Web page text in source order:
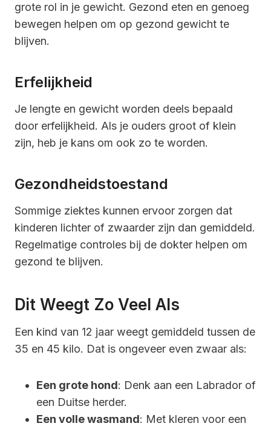
grote rol in je gewicht. Gezond eten en genoeg
bewegen helpen om op gezond gewicht te
blijven.
Erfelijkheid
Je lengte en gewicht worden deels bepaald
door erfelijkheid. Als je ouders groot of klein
zijn, heb je kans om ook zo te worden.
Gezondheidstoestand
Sommige ziektes kunnen ervoor zorgen dat
kinderen lichter of zwaarder zijn dan gemiddeld.
Regelmatige controles bij de dokter helpen om
gezond te blijven.
Dit Weegt Zo Veel Als
Een kind van 12 jaar weegt gemiddeld tussen de
35 en 45 kilo. Dat is ongeveer even zwaar als:
Een grote hond: Denk aan een Labrador of
een Duitse herder.
Een volle wasmand: Met kleren voor een